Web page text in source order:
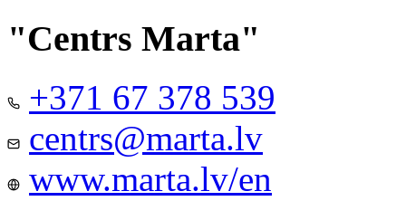
"Centrs Marta"
+371 67 378 539
centrs@marta.lv
www.marta.lv/en